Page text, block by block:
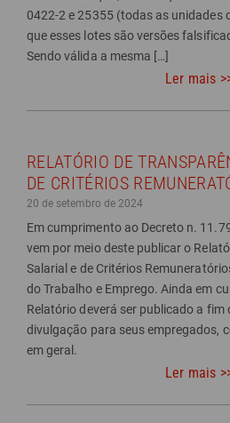
0422-2 e 25355 (todas as unidades
que esses lotes são versões
Sendo válida a mesma […]
Ler mais
RELATÓRIO DE
DE CRITÉRIOS
20 de setembro de 2024
Em cumprimento ao Decreto n.
vem por meio deste publicar o
Salarial e de Critérios
do Trabalho e Emprego. Ainda em
Relatório deverá ser publicado a fim
divulgação para seus empregados,
em geral.
Ler mais